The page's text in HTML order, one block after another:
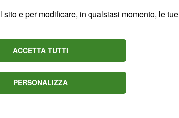
e per modificare, in qualsiasi momento, le
ACCETTA TUTTI
PERSONALIZZA